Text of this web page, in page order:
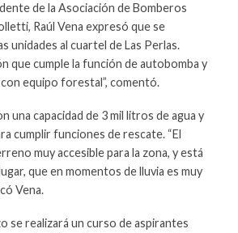
de la Asociación de Bomberos
Raúl Vena expresó que se
unidades al cuartel de Las Perlas.
que cumple la función de autobomba y
equipo forestal”, comentó.
una capacidad de 3 mil litros de agua y
cumplir funciones de rescate. “El
muy accesible para la zona, y está
que en momentos de lluvia es muy
Vena.
se realizará un curso de aspirantes